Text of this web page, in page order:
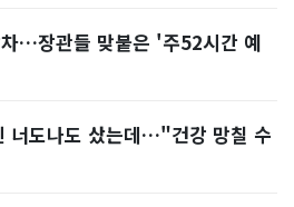
…장관들 맞붙은 '주52시간 예
너도나도 샀는데…"건강 망칠 수